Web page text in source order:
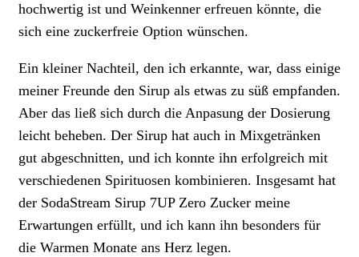
hochwertig ist und Weinkenner erfreuen könnte, die
sich eine zuckerfreie Option wünschen.
Ein kleiner Nachteil, den ich erkannte, war, dass einige
meiner Freunde den Sirup als etwas zu süß empfanden.
Aber das ließ sich durch die Anpasung der Dosierung
leicht beheben. Der Sirup hat auch in Mixgetränken
gut abgeschnitten, und ich konnte ihn erfolgreich mit
verschiedenen Spirituosen kombinieren. Insgesamt hat
der SodaStream Sirup 7UP Zero Zucker meine
Erwartungen erfüllt, und ich kann ihn besonders für
die Warmen Monate ans Herz legen.